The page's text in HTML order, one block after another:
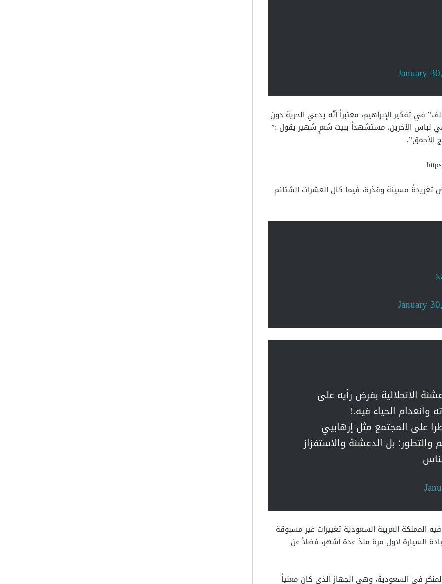
January
في تفكير الإبراهيم، معتبراً أنّه يدعي الحرية دون
لباس الآخرين، مستشهداً ببيت شعرٍ شهير يقول :”
الأحمق”.
تغريدةً مسيئة وقذرة، فيما كال العشرات الشتائم
January
الانحلالية بفرض رأيه على
وانعدام الحياء فيه.!
على المجتمع مثل إرهابيي
والتطور؛ بل الدعشنة والاستفزاز
المملكة العربية السعودية تغييرات غير مسبوقة
السيارة لأول مرة منذ عدة أشهر، فضلاً عن
في السعودية، وهي الجهاز الذي كان معنياً